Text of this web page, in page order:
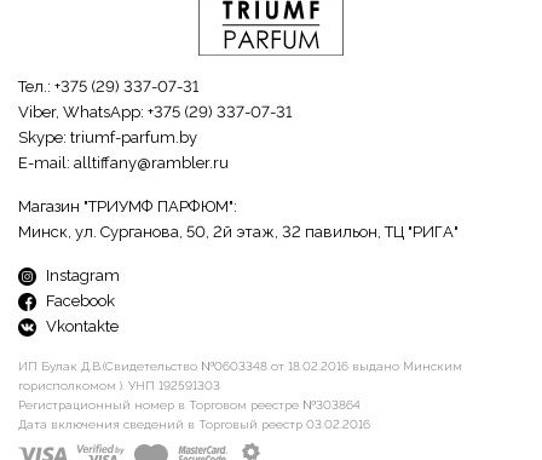
Тел.: +375 (29) 337-07-31
Viber, WhatsApp: +375 (29) 337-07-31
Skype: triumf-parfum.by
E-mail: alltiffany@rambler.ru
Магазин "ТРИУМФ ПАРФЮМ":
Минск, ул. Сурганова, 50, 2й этаж, 32 павильон, ТЦ "РИГА"
Instagram
Facebook
Vkontakte
ИП Булак Д.В.(Свидетельство №0603348 от 18.02.2016 выдано Минским
горисполкомом ). УНП 192591303
Регистрационный номер в Торговом реестре №303864
Дата включения сведений в Торговый реестр 03.02.2016